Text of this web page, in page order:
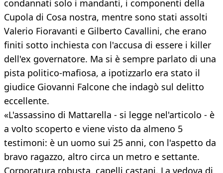
condannati solo i mandanti, i componenti della
Cupola di Cosa nostra, mentre sono stati assolti
Valerio Fioravanti e Gilberto Cavallini, che erano
finiti sotto inchiesta con l'accusa di essere i killer
dell'ex governatore. Ma si è sempre parlato di una
pista politico-mafiosa, a ipotizzarlo era stato il
giudice Giovanni Falcone che indagò sul delitto
eccellente.
«L'assassino di Mattarella - si legge nel'articolo - è
a volto scoperto e viene visto da almeno 5
testimoni: è un uomo sui 25 anni, con l'aspetto da
bravo ragazzo, altro circa un metro e settante.
Corporatura robusta, capelli castani. La vedova di